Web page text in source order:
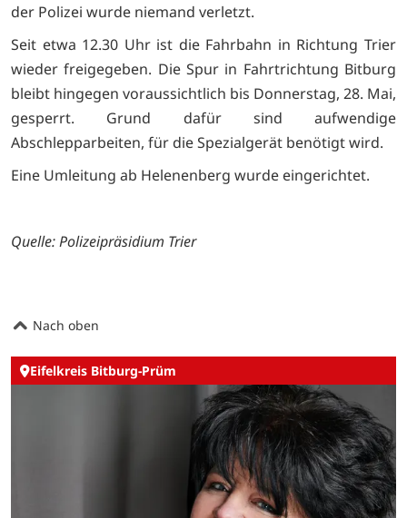
der Polizei wurde niemand verletzt.
Seit etwa 12.30 Uhr ist die Fahrbahn in Richtung Trier
wieder freigegeben. Die Spur in Fahrtrichtung Bitburg
bleibt hingegen voraussichtlich bis Donnerstag, 28. Mai,
gesperrt. Grund dafür sind aufwendige
Abschlepparbeiten, für die Spezialgerät benötigt wird.
Eine Umleitung ab Helenenberg wurde eingerichtet.
Quelle: Polizeipräsidium Trier
Nach oben
Eifelkreis Bitburg-Prüm